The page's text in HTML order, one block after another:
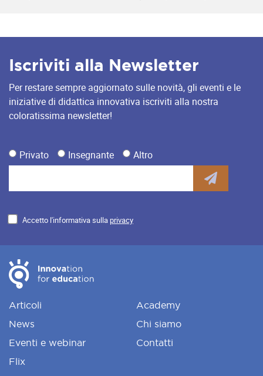
Iscriviti alla Newsletter
Per restare sempre aggiornato sulle novità, gli eventi e le
iniziative di didattica innovativa iscriviti alla nostra
coloratissima newsletter!
Privato Insegnante Altro
Accetto l'informativa sulla privacy
Articoli
News
Eventi e webinar
Flix
Academy
Chi siamo
Contatti